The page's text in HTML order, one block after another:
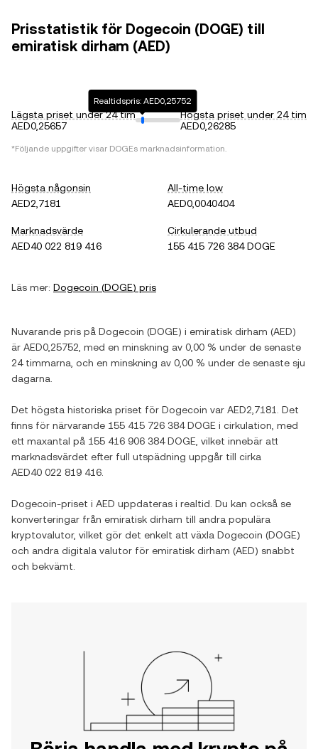
Prisstatistik för Dogecoin (DOGE) till
emiratisk dirham (AED)
Lägsta priset under 24 tim
AED0,25657
Realtidspris: AED0,25752
Högsta priset under 24 tim
AED0,26285
*Följande uppgifter visar DOGEs marknadsinformation.
Högsta någonsin
AED2,7181
All-time low
AED0,0040404
Marknadsvärde
AED40 022 819 416
Cirkulerande utbud
155 415 726 384 DOGE
Läs mer: Dogecoin (DOGE) pris
Nuvarande pris på Dogecoin (DOGE) i emiratisk dirham (AED)
är AED0,25752 , med en minskning av 0,00 % under de senaste
24 timmarna, och en minskning av 0,00 % under de senaste sju
dagarna.
Det högsta historiska priset för Dogecoin var AED2,7181
. Det
finns för närvarande 155 415 726 384 DOGE i cirkulation, med
ett maxantal på 155 416 906 384 DOGE , vilket innebär att
marknadsvärdet efter full utspädning uppgår till cirka
AED40 022 819 416
Dogecoin-priset i AED uppdateras i realtid. Du kan också se
konverteringar från emiratisk dirham till andra populära
kryptovalutor, vilket gör det enkelt att växla Dogecoin (DOGE)
och andra digitala valutor för emiratisk dirham (AED) snabbt
och bekvämt.